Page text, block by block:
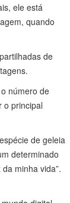
ele está
quando
de
número de
o principal
de geleia
determinado
minha vida”.